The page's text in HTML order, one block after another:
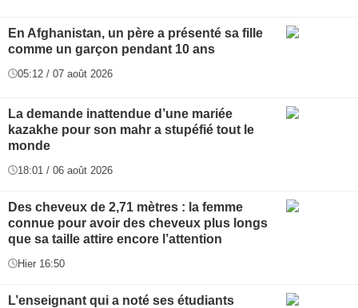
En Afghanistan, un père a présenté sa fille
comme un garçon pendant 10 ans
05:12 / 07 août 2026
La demande inattendue d’une mariée
kazakhe pour son mahr a stupéfié tout le
monde
18:01 / 06 août 2026
Des cheveux de 2,71 mètres : la femme
connue pour avoir des cheveux plus longs
que sa taille attire encore l’attention
Hier 16:50
L’enseignant qui a noté ses étudiants